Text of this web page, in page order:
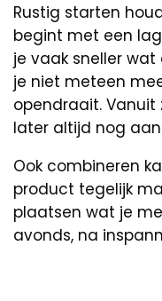
Rustig starten
begint met een
je vaak sneller
je niet meteen
opendraait. Vanuit
later altijd nog
Ook combineren
product tegelijk
plaatsen wat je
avonds, na